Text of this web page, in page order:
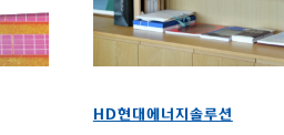
HD현대에너지솔루션